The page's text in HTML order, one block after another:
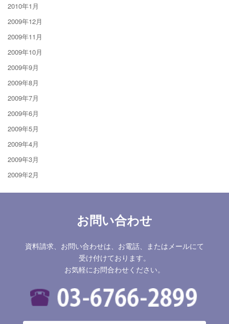
2010年1月
2009年12月
2009年11月
2009年10月
2009年9月
2009年8月
2009年7月
2009年6月
2009年5月
2009年4月
2009年3月
2009年2月
お問い合わせ
資料請求、お問い合わせは、お電話、またはメールにて
受け付けております。
お気軽にお問合わせください。